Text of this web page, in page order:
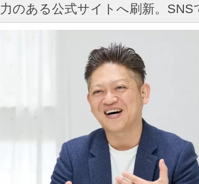
のある公式サイトへ刷新。SNS